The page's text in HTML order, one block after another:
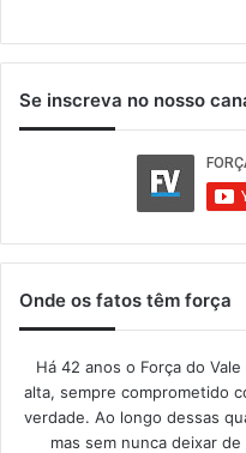
Se inscreva no nosso
Onde os fatos têm força
Há 42 anos o Força do
alta, sempre comprometido
verdade. Ao longo dessas
mas sem nunca deixar